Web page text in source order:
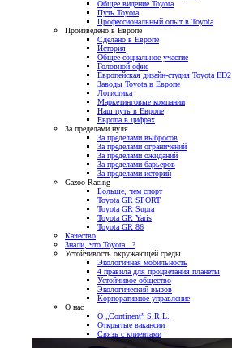
Общее видение Toyota
Путь Toyota
Профессиональный опыт в Toyota
Произведено в Европе
Сделано в Европе
История
Общее социальное участие
Головной офис
Европейская дизайн-студия Toyota ED2
Заводы Toyota в Европе
Логистика
Маркетинговые компании
Наш путь в Европе
Европа в цифрах
За пределами нуля
За пределами выбросов
За пределами ограничений
За пределами ожиданий
За пределами барьеров
За пределами историй
Gazoo Racing
Больше, чем спорт
Toyota GR SPORT
Toyota GR Supra
Toyota GR Yaris
Toyota GR 86
Качество
Знали, что Toyota...?
Устойчивость окружающей среды
Экологичная мобильность
4 правила для процветания планеты
Устойчивое общество
Экологический вызов
Корпоративное управление
О нас
О „Continent” S.R.L.
Открытые вакансии
Связь с клиентами